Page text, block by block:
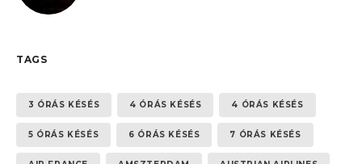
TAGS
3 ÓRÁS KÉSÉS 4 ÓRÁS KÉSÉS 4 ÓRÁS KÉSÉS
5 ÓRÁS KÉSÉS 6 ÓRÁS KÉSÉS 7 ÓRÁS KÉSÉS